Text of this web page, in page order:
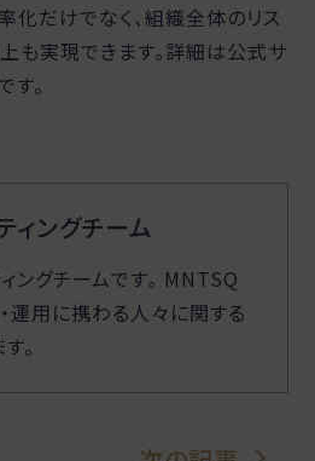
化だけでなく、組織全体のリス
も実現できます。詳細は公式サ
。
ィングチーム
ングチームです。 MNTSQ
運用に携わる人々に関する
。